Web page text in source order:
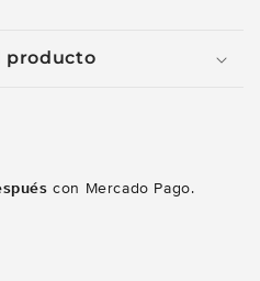
producto
con Mercado Pago.